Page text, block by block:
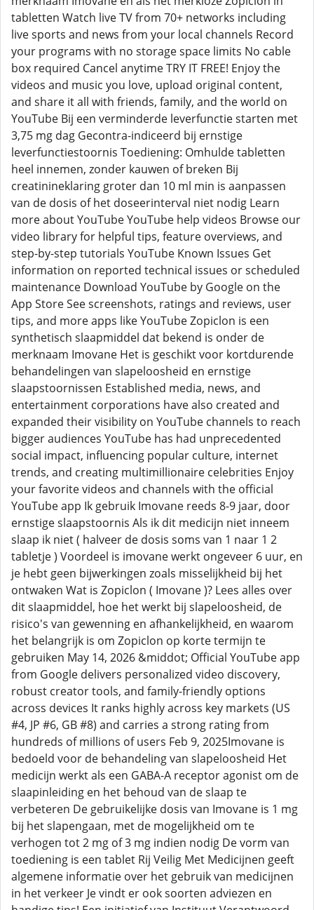
tabletten Watch live TV from 70+ networks including
live sports and news from your local channels Record
your programs with no storage space limits No cable
box required Cancel anytime TRY IT FREE! Enjoy the
videos and music you love, upload original content,
and share it all with friends, family, and the world on
YouTube Bij een verminderde leverfunctie starten met
3,75 mg dag Gecontra-indiceerd bij ernstige
leverfunctiestoornis Toediening: Omhulde tabletten
heel innemen, zonder kauwen of breken Bij
creatinineklaring groter dan 10 ml min is aanpassen
van de dosis of het doseerinterval niet nodig Learn
more about YouTube YouTube help videos Browse our
video library for helpful tips, feature overviews, and
step-by-step tutorials YouTube Known Issues Get
information on reported technical issues or scheduled
maintenance Download YouTube by Google on the
App Store See screenshots, ratings and reviews, user
tips, and more apps like YouTube Zopiclon is een
synthetisch slaapmiddel dat bekend is onder de
merknaam Imovane Het is geschikt voor kortdurende
behandelingen van slapeloosheid en ernstige
slaapstoornissen Established media, news, and
entertainment corporations have also created and
expanded their visibility on YouTube channels to reach
bigger audiences YouTube has had unprecedented
social impact, influencing popular culture, internet
trends, and creating multimillionaire celebrities Enjoy
your favorite videos and channels with the official
YouTube app Ik gebruik Imovane reeds 8-9 jaar, door
ernstige slaapstoornis Als ik dit medicijn niet inneem
slaap ik niet ( halveer de dosis soms van 1 naar 1 2
tabletje ) Voordeel is imovane werkt ongeveer 6 uur, en
je hebt geen bijwerkingen zoals misselijkheid bij het
ontwaken Wat is Zopiclon ( Imovane )? Lees alles over
dit slaapmiddel, hoe het werkt bij slapeloosheid, de
risico's van gewenning en afhankelijkheid, en waarom
het belangrijk is om Zopiclon op korte termijn te
gebruiken May 14, 2026 &middot; Official YouTube app
from Google delivers personalized video discovery,
robust creator tools, and family-friendly options
across devices It ranks highly across key markets (US
#4, JP #6, GB #8) and carries a strong rating from
hundreds of millions of users Feb 9, 2025Imovane is
bedoeld voor de behandeling van slapeloosheid Het
medicijn werkt als een GABA-A receptor agonist om de
slaapinleiding en het behoud van de slaap te
verbeteren De gebruikelijke dosis van Imovane is 1 mg
bij het slapengaan, met de mogelijkheid om te
verhogen tot 2 mg of 3 mg indien nodig De vorm van
toediening is een tablet Rij Veilig Met Medicijnen geeft
algemene informatie over het gebruik van medicijnen
in het verkeer Je vindt er ook soorten adviezen en